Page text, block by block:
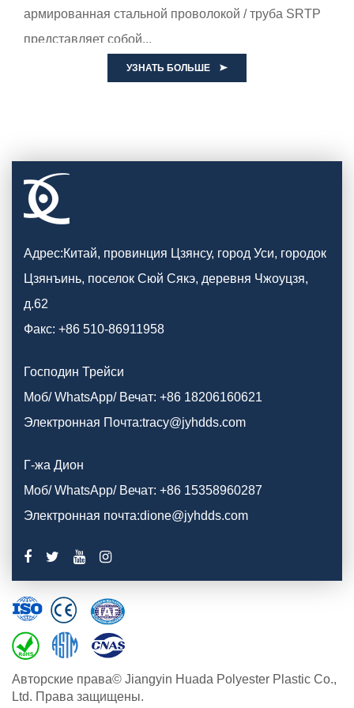
армированная стальной проволокой / труба SRTP
представляет собой...
УЗНАТЬ БОЛЬШЕ
Адрес:Китай, провинция Цзянсу, город Уси, городок
Цзянъинь, поселок Сюй Сякэ, деревня Чжоуцзя,
д.62
Факс: +86 510-86911958
Господин Трейси
Моб/ WhatsApp/ Вечат: +86 18206160621
Электронная Почта:tracy@jyhdds.com
Г-жа Дион
Моб/ WhatsApp/ Вечат: +86 15358960287
Электронная почта:dione@jyhdds.com
Авторские права© Jiangyin Huada Polyester Plastic Co.,
Ltd. Права защищены.